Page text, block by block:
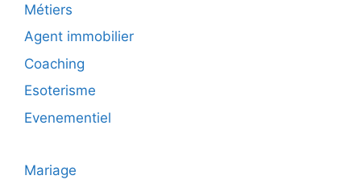
Métiers
Agent immobilier
Coaching
Esoterisme
Evenementiel
Mariage